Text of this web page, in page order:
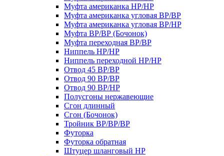
Муфта американка НР/НР
Муфта американка угловая ВР/ВР
Муфта американка угловая ВР/НР
Муфта ВР/ВР (Бочонок)
Муфта переходная ВР/ВР
Ниппель НР/НР
Ниппель переходной НР/НР
Отвод 45 ВР/ВР
Отвод 90 ВР/ВР
Отвод 90 ВР/НР
Полусгоны нержавеющие
Сгон длинный
Сгон (Бочонок)
Тройник ВР/ВР/ВР
Футорка
Футорка обратная
Штуцер шланговый НР